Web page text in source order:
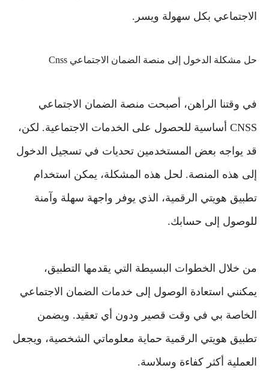
الاجتماعي بكل سهولة ويسر.
حل مشكلة الدخول إلى منصة الضمان الاجتماعي Cnss
في وقتنا الراهن، أصبحت منصة الضمان الاجتماعي
CNSS أساسية للحصول على الخدمات الاجتماعية. لكن،
قد يواجه بعض المستخدمين تحديات في تسجيل الدخول
إلى هذه المنصة. لحل هذه المشكلة، يمكن استخدام
تطبيق هويتي الرقمية، الذي يوفر واجهة سهلة وآمنة
للوصول إلى حسابك.
من خلال الخطوات البسيطة التي يقدمها التطبيق،
يمكنني استعادة الوصول إلى خدمات الضمان الاجتماعي
الخاصة بي في وقت قصير ودون أي تعقيد. ويضمن
تطبيق هويتي الرقمية حماية معلوماتي الشخصية، ويجعل
العملية أكثر كفاءة وسلاسة.